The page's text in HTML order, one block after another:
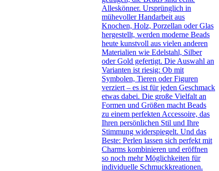
Alleskönner. Ursprünglich in
mühevoller Handarbeit aus
Knochen, Holz, Porzellan oder Glas
hergestellt, werden moderne Beads
heute kunstvoll aus vielen anderen
Materialien wie Edelstahl, Silber
oder Gold gefertigt. Die Auswahl an
Varianten ist riesig: Ob mit
Symbolen, Tieren oder Figuren
verziert – es ist für jeden Geschmack
etwas dabei. Die große Vielfalt an
Formen und Größen macht Beads
zu einem perfekten Accessoire, das
Ihren persönlichen Stil und Ihre
Stimmung widerspiegelt. Und das
Beste: Perlen lassen sich perfekt mit
Charms kombinieren und eröffnen
so noch mehr Möglichkeiten für
individuelle Schmuckkreationen.